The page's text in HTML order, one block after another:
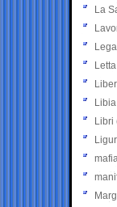
La
Libia
Libri